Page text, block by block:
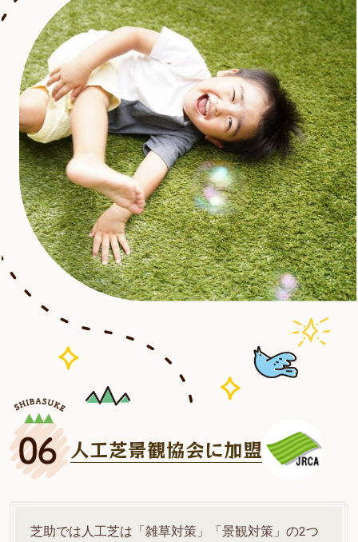
人工芝景観協会に加盟
芝助では人工芝は「雑草対策」「景観対策」の2つ